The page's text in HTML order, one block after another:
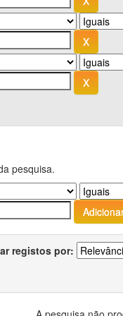
pesquisa.
registos por: